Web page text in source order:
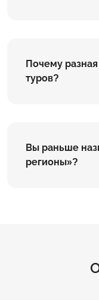
Почему
туров?
Вы раньше
регионы»?